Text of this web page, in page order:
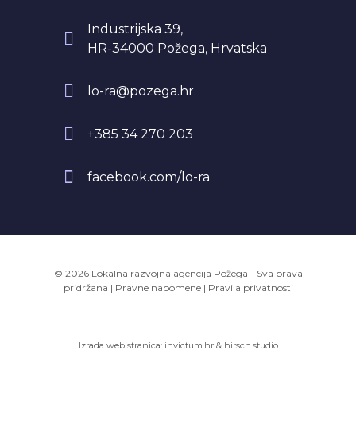
Industrijska 39,
HR-34000 Požega, Hrvatska
lo-ra@pozega.hr
+385 34 270 203
facebook.com/lo-ra
© 2026 Lokalna razvojna agencija Požega - Sva prava
pridržana | Pravne napomene | Pravila privatnosti
Izrada web stranica: invictum.hr& hirsch.studio